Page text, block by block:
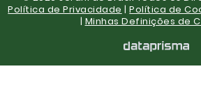
Política de Privacidade |Política de
| Minhas Definições de